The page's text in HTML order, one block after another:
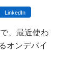
LinkedIn
、最近使わ
オンデバイ